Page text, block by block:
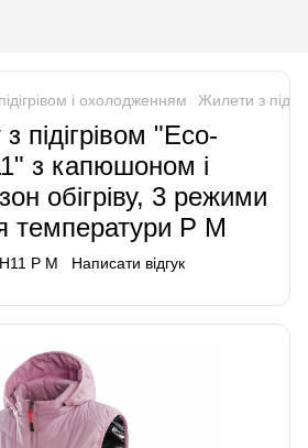
і охолодженням Жилети з
підігрівом "Eco-
з капюшоном і
обігріву, 3 режими
температури P M
P M Написати відгук